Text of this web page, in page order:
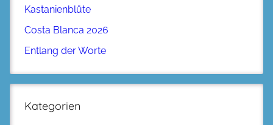
Kastanienblüte
Costa Blanca 2026
Entlang der Worte
Kategorien